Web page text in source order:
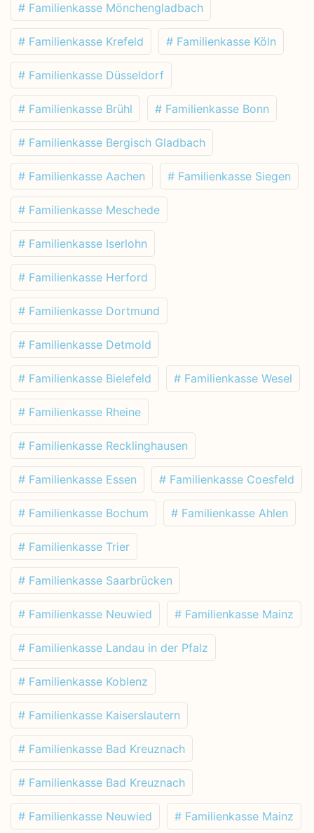
# Familienkasse Mönchengladbach
# Familienkasse Krefeld # Familienkasse Köln
# Familienkasse Düsseldorf
# Familienkasse Brühl # Familienkasse Bonn
# Familienkasse Bergisch Gladbach
# Familienkasse Aachen # Familienkasse Siegen
# Familienkasse Meschede
# Familienkasse Iserlohn
# Familienkasse Herford
# Familienkasse Dortmund
# Familienkasse Detmold
# Familienkasse Bielefeld # Familienkasse Wesel
# Familienkasse Rheine
# Familienkasse Recklinghausen
# Familienkasse Essen # Familienkasse Coesfeld
# Familienkasse Bochum # Familienkasse Ahlen
# Familienkasse Trier
# Familienkasse Saarbrücken
# Familienkasse Neuwied # Familienkasse Mainz
# Familienkasse Landau in der Pfalz
# Familienkasse Koblenz
# Familienkasse Kaiserslautern
# Familienkasse Bad Kreuznach
# Familienkasse Bad Kreuznach
# Familienkasse Neuwied # Familienkasse Mainz